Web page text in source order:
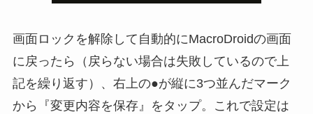
画面ロックを解除して自動的にMacroDroidの画面
に戻ったら（戻らない場合は失敗しているので上
記を繰り返す）、右上の●が縦に3つ並んだマーク
から『変更内容を保存』をタップ。これで設定は